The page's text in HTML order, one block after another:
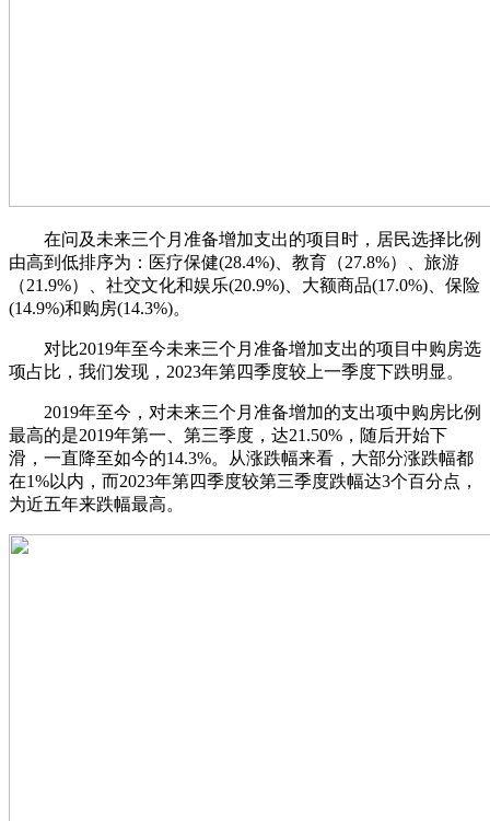
在问及未来三个月准备增加支出的项目时，居民选择比例
由高到低排序为：医疗保健(28.4%)、教育（27.8%）、旅游
（21.9%）、社交文化和娱乐(20.9%)、大额商品(17.0%)、保险
(14.9%)和购房(14.3%)。
对比2019年至今未来三个月准备增加支出的项目中购房选
项占比，我们发现，2023年第四季度较上一季度下跌明显。
2019年至今，对未来三个月准备增加的支出项中购房比例
最高的是2019年第一、第三季度，达21.50%，随后开始下
滑，一直降至如今的14.3%。从涨跌幅来看，大部分涨跌幅都
在1%以内，而2023年第四季度较第三季度跌幅达3个百分点，
为近五年来跌幅最高。